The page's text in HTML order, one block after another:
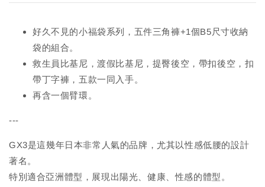
好久不見的小福袋系列，五件三角褲+1個B5尺寸收納
袋的組合。
救生員比基尼，渡假比基尼，提臀後空，帶扣後空，扣
帶丁字褲，五款一同入手。
再含一個臂環。
---
GX3是這幾年日本非常人氣的品牌，尤其以性感低腰的設計
著名。
特別適合亞洲體型，展現出陽光、健康、性感的體型。